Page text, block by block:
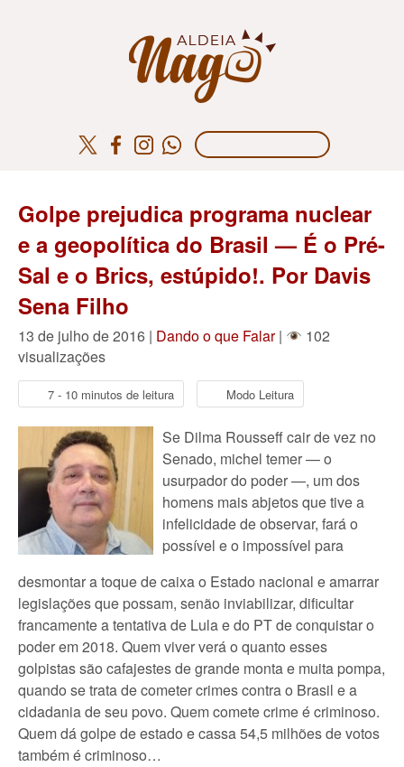
Golpe prejudica programa nuclear
e a geopolítica do Brasil — É o Pré-
Sal e o Brics, estúpido!. Por Davis
Sena Filho
13 de julho de 2016 | Dando o que Falar|
102
visualizações
7 - 10 minutos de leitura Modo Leitura
Se Dilma Rousseff cair de vez no
Senado, michel temer — o
usurpador do poder —, um dos
homens mais abjetos que tive a
infelicidade de observar, fará o
possível e o impossível para
desmontar a toque de caixa o Estado nacional e amarrar
legislações que possam, senão inviabilizar, dificultar
francamente a tentativa de Lula e do PT de conquistar o
poder em 2018. Quem viver verá o quanto esses
golpistas são cafajestes de grande monta e muita pompa,
quando se trata de cometer crimes contra o Brasil e a
cidadania de seu povo. Quem comete crime é criminoso.
Quem dá golpe de estado e cassa 54,5 milhões de votos
também é criminoso…